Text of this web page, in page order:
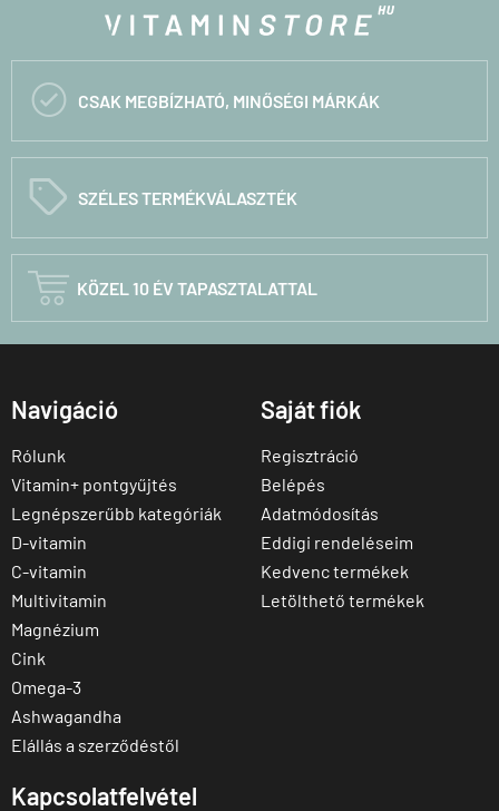
 CSAK MEGBÍZHATÓ, MINŐSÉGI MÁRKÁK
C SZÉLES TERMÉKVÁLASZTÉK
 KÖZEL 10 ÉV TAPASZTALATTAL
Navigáció
Rólunk
Vitamin+ pontgyűjtés
Legnépszerűbb kategóriák
D-vitamin
C-vitamin
Multivitamin
Magnézium
Cink
Omega-3
Ashwagandha
Elállás a szerződéstől
Saját fiók
Regisztráció
Belépés
Adatmódosítás
Eddigi rendeléseim
Kedvenc termékek
Letölthető termékek
Kapcsolatfelvétel